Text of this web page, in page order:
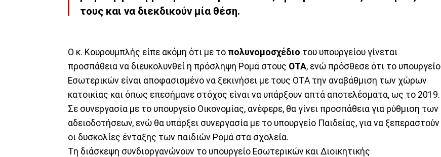
τους και να διεκδικούν μία θέση.
Ο κ. Κουρουμπλής είπε ακόμη ότι με το πολυνομοσχέδιο του υπουργείου γίνεται
προσπάθεια να διευκολυνθεί η πρόσληψη Ρομά στους ΟΤΑ, ενώ πρόσθεσε ότι το υπουργείο
Εσωτερικών είναι αποφασισμένο να ξεκινήσει με τους ΟΤΑ την αναβάθμιση των χώρων
κατοικίας και όπως επεσήμανε στόχος είναι να υπάρξουν απτά αποτελέσματα, ως το 2019.
Σε συνεργασία με το υπουργείο Οικονομίας, ανέφερε, θα γίνει προσπάθεια για ρύθμιση των
αδειοδοτήσεων, ενώ θα υπάρξει συνεργασία με το υπουργείο Παιδείας, για να ξεπεραστούν
οι δυσκολίες ένταξης των παιδιών Ρομά στα σχολεία.
Τη διάσκεψη συνδιοργανώνουν το υπουργείο Εσωτερικών και Διοικητικής